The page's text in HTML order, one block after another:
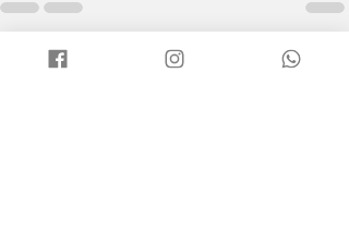
Posts recentes Ver tudo